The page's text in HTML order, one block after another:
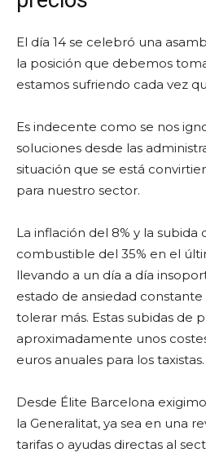
El día 14 se celebró una
la posición que debemos
estamos sufriendo cada vez
Es indecente como se nos
soluciones desde las
situación que se está
para nuestro sector.
La inflación del 8% y la subida
combustible del 35% en el
llevando a un día a día
estado de ansiedad
tolerar más. Estas subidas de
aproximadamente unos
euros anuales para los taxistas.
Desde Élite Barcelona
la Generalitat, ya sea en una
tarifas o ayudas directas al